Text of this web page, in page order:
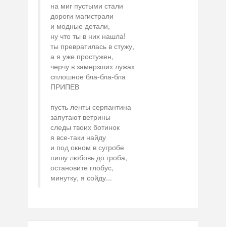
на миг пустыми стали
дороги магистрали
и модные детали,
ну что ты в них нашла!
ты превратилась в стужу,
а я уже простужен,
черчу в замерзших лужах
сплошное бла-бла-бла
ПРИПЕВ
пусть ленты серпантина
запутают ветрины
следы твоих ботинок
я все-таки найду
и под окном в сугробе
пишу любовь до гроба,
остановите глобус,
минутку, я сойду...